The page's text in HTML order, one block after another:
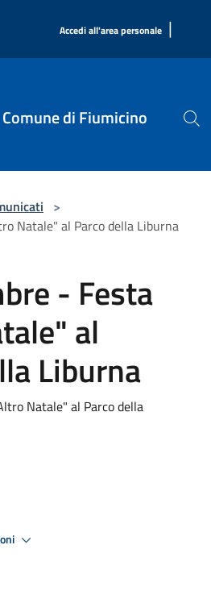
Accedi all'area personale |
Comune di Fiumicino
>
Natale" al Parco della Liburna
- Festa
al
Liburna
Natale" al Parco della